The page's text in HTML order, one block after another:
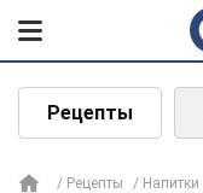
Рецепты
Рецепты Напитки